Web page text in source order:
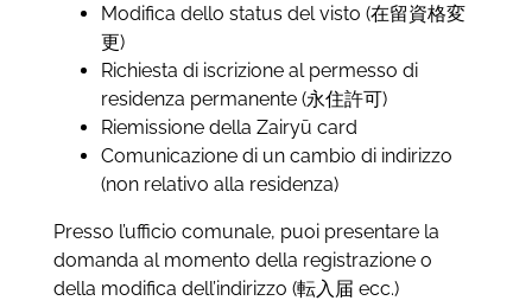
Modifica dello status del visto (在留資格変
更)
Richiesta di iscrizione al permesso di
residenza permanente (永住許可)
Riemissione della Zairyū card
Comunicazione di un cambio di indirizzo
(non relativo alla residenza)
Presso l’ufficio comunale, puoi presentare la
domanda al momento della registrazione o
della modifica dell’indirizzo (転入届 ecc.)